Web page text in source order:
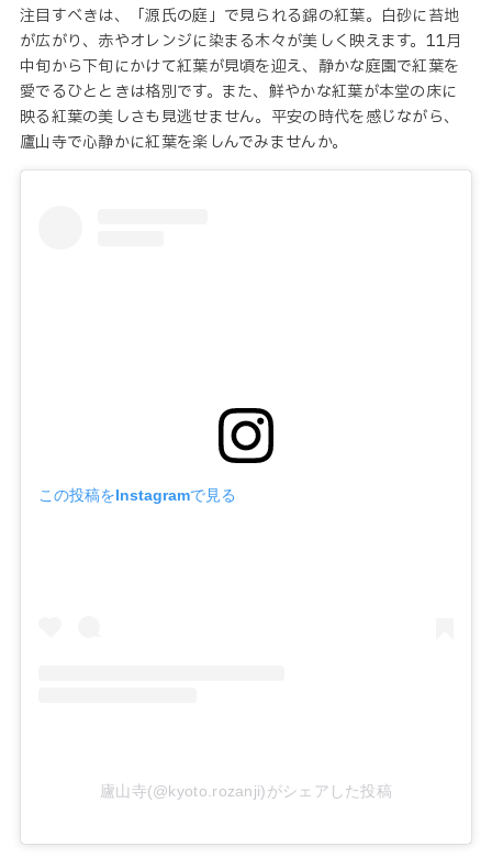
注目すべきは、「源氏の庭」で見られる錦の紅葉。白砂に苔地
が広がり、赤やオレンジに染まる木々が美しく映えます。11月
中旬から下旬にかけて紅葉が見頃を迎え、静かな庭園で紅葉を
愛でるひとときは格別です。また、鮮やかな紅葉が本堂の床に
映る紅葉の美しさも見逃せません。平安の時代を感じながら、
廬山寺で心静かに紅葉を楽しんでみませんか。
この投稿をInstagramで見る
廬山寺(@kyoto.rozanji)がシェアした投稿